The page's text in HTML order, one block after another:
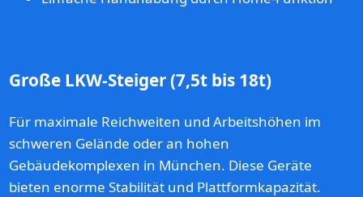
Große LKW-Steiger (7,5t bis 18t)
Für maximale Reichweiten und Arbeitshöhen im
schweren Gelände oder an hohen
Gebäudekomplexen in München. Diese Geräte
bieten enorme Stabilität und Plattformkapazität.